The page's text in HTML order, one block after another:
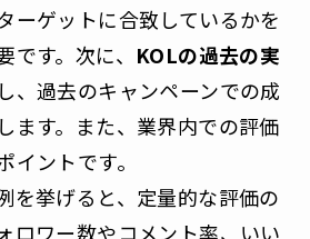
ーゲットに合致しているかを
す。次に、 KOLの過去の実
し、過去のキャンペーンでの成
ます。また、業界内での評価
イントです。
を挙げると、定量的な評価の
ロワー数やコメント率、いい